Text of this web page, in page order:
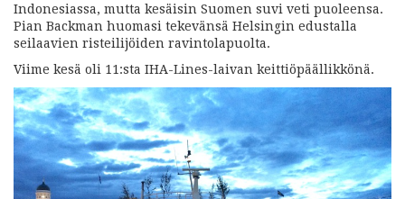
Indonesiassa, mutta kesäisin Suomen suvi veti puoleensa.
Pian Backman huomasi tekevänsä Helsingin edustalla
seilaavien risteilijöiden ravintolapuolta.
Viime kesä oli 11:sta IHA-Lines-laivan keittiöpäällikkönä.